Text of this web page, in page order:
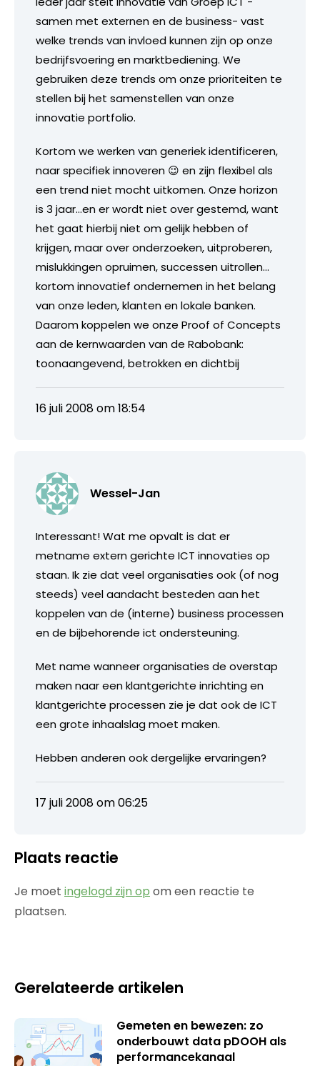
samen met externen en de business- vast
welke trends van invloed kunnen zijn op onze
bedrijfsvoering en marktbediening. We
gebruiken deze trends om onze prioriteiten te
stellen bij het samenstellen van onze
innovatie portfolio.
Kortom we werken van generiek identificeren,
naar specifiek innoveren 😉 en zijn flexibel als
een trend niet mocht uitkomen. Onze horizon
is 3 jaar…en er wordt niet over gestemd, want
het gaat hierbij niet om gelijk hebben of
krijgen, maar over onderzoeken, uitproberen,
mislukkingen opruimen, successen uitrollen…
kortom innovatief ondernemen in het belang
van onze leden, klanten en lokale banken.
Daarom koppelen we onze Proof of Concepts
aan de kernwaarden van de Rabobank:
toonaangevend, betrokken en dichtbij
16 juli 2008 om 18:54
Wessel-Jan
Interessant! Wat me opvalt is dat er
metname extern gerichte ICT innovaties op
staan. Ik zie dat veel organisaties ook (of nog
steeds) veel aandacht besteden aan het
koppelen van de (interne) business processen
en de bijbehorende ict ondersteuning.
Met name wanneer organisaties de overstap
maken naar een klantgerichte inrichting en
klantgerichte processen zie je dat ook de ICT
een grote inhaalslag moet maken.
Hebben anderen ook dergelijke ervaringen?
17 juli 2008 om 06:25
Plaats reactie
Je moet ingelogd zijn op om een reactie te
plaatsen.
Gerelateerde artikelen
Gemeten en bewezen: zo
onderbouwt data pDOOH als
performancekanaal